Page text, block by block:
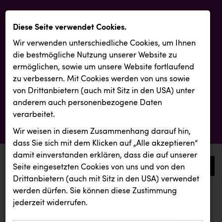
0
aktuelle aussendungen
aktuelle aussendungen
Diese Seite verwendet Cookies.
Wir verwenden unterschiedliche Cookies, um Ihnen
die best­mögliche Nutzung unserer Website zu
ermöglichen, sowie um unsere Website fortlaufend
zu verbessern. Mit Cookies werden von uns sowie
von Drittanbietern (auch mit Sitz in den USA) unter
anderem auch personenbezogene Daten
verarbeitet.
Wir weisen in diesem Zusammenhang darauf hin,
dass Sie sich mit dem Klicken auf „Alle akzeptieren“
damit ein­ver­standen erklären, dass die auf unserer
Seite eingesetzten Cookies von uns und von den
Drittanbietern (auch mit Sitz in den USA) verwendet
werden dürfen. Sie können diese Zustimmung
jederzeit widerrufen.